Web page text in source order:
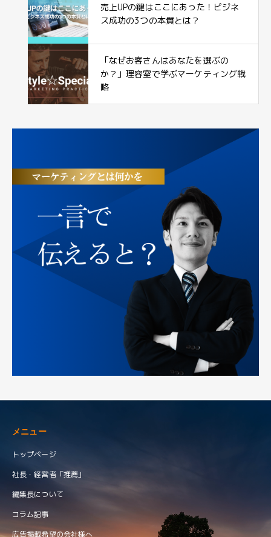
売上UPの鍵はここにあった！ビジネ
ス成功の3つの本質とは？
「なぜお客さんはあなたを選ぶの
か？」理容室で学ぶマーケティング戦
略
メニュー
トップページ
社長・経営者「推薦」
編集長について
コラム記事
広告掲載希望の会社様へ